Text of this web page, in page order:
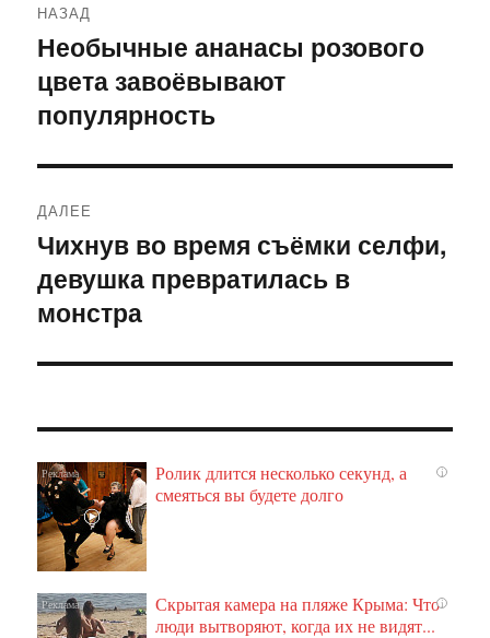
по
записям
НАЗАД
Предыдущая
запись:
Необычные ананасы розового
цвета завоёвывают
популярность
ДАЛЕЕ
Следующая
запись:
Чихнув во время съёмки селфи,
девушка превратилась в
монстра
i
Ролик длится несколько секунд, а
смеяться вы будете долго
i
Скрытая камера на пляже Крыма: Что
люди вытворяют, когда их не видят...